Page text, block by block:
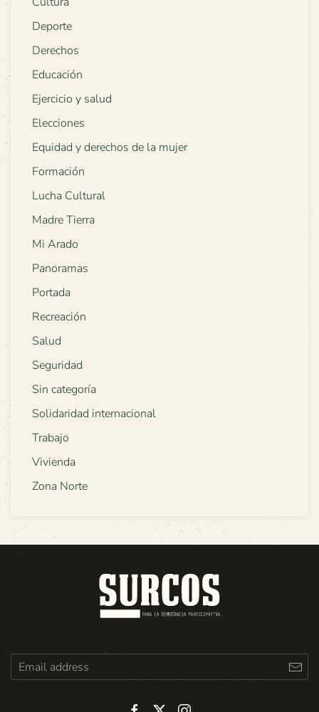
Deporte
Derechos
Educación
Ejercicio y salud
Elecciones
Equidad y derechos de la mujer
Formación
Lucha Cultural
Madre Tierra
Mi Arado
Panoramas
Portada
Recreación
Salud
Seguridad
Sin categoría
Solidaridad internacional
Trabajo
Vivienda
Zona Norte